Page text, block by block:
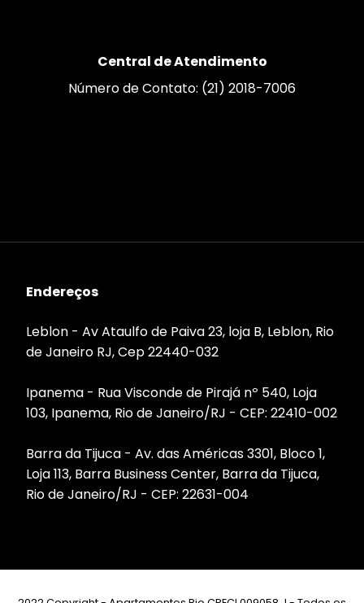
Central de Atendimento
Número de Contato: (21) 2018-7006
Endereços
Leblon - Av Ataulfo de Paiva 23, loja B, Leblon, Rio
de Janeiro RJ, Cep 22440-032
Ipanema - Rua Visconde de Pirajá nº 540, Loja
103, Ipanema, Rio de Janeiro/RJ - CEP: 22410-002
Barra da Tijuca - Av. das Américas 3301, Bloco 1,
Loja 113, Barra Business Center, Barra da Tijuca,
Rio de Janeiro/RJ - CEP: 22631-004